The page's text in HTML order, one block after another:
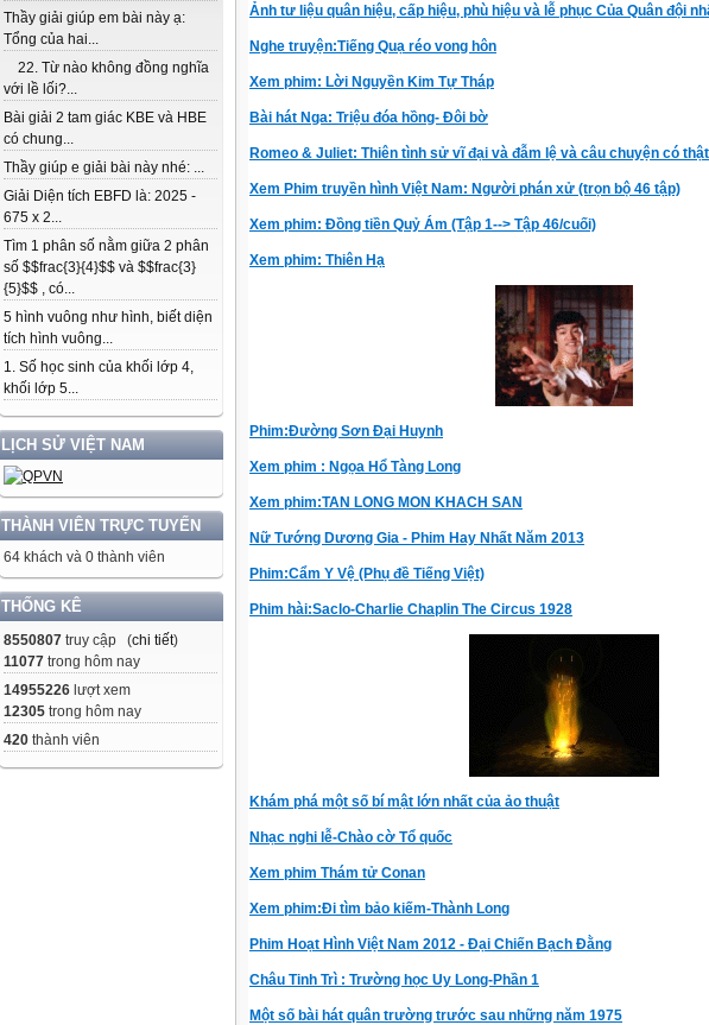
Thầy giải giúp em bài này ạ:
Tổng của hai...
22. Từ nào không đồng nghĩa
với lề lối?...
Bài giải 2 tam giác KBE và HBE
có chung...
Thầy giúp e giải bài này nhé: ...
Giải Diện tích EBFD là: 2025 -
675 x 2...
Tìm 1 phân số nằm giữa 2 phân
số $$frac{3}{4}$$ và $$frac{3}
{5}$$ , có...
5 hình vuông như hình, biết diện
tích hình vuông...
1. Số học sinh của khối lớp 4,
khối lớp 5...
LỊCH SỬ VIỆT NAM
THÀNH VIÊN TRỰC TUYẾN
64 khách và 0 thành viên
THỐNG KÊ
8550807 truy cập (chi tiết)
11077 trong hôm nay
14955226 lượt xem
12305 trong hôm nay
420 thành viên
Ảnh tư liệu quân hiệu, cấp hiệu, phù hiệu và lễ phục Của Quân đội
Nghe truyện:Tiếng Quạ réo vong hôn
Xem phim: Lời Nguyền Kim Tự Tháp
Bài hát Nga: Triệu đóa hồng- Đôi bờ
Romeo & Juliet: Thiên tình sử vĩ đại và đẫm lệ và câu chuyện có
Xem Phim truyền hình Việt Nam: Người phán xử (trọn bộ 46 tập)
Xem phim: Đồng tiền Quỷ Ám (Tập 1--> Tập 46/cuối)
Xem phim: Thiên Hạ
Phim:Đường Sơn Đại Huynh
Xem phim : Ngọa Hổ Tàng Long
Xem phim:TAN LONG MON KHACH SAN
Nữ Tướng Dương Gia - Phim Hay Nhất Năm 2013
Phim:Cẩm Y Vệ (Phụ đề Tiếng Việt)
Phim hài:Saclo-Charlie Chaplin The Circus 1928
Khám phá một số bí mật lớn nhất của ảo thuật
Nhạc nghi lễ-Chào cờ Tổ quốc
Xem phim Thám tử Conan
Xem phim:Đi tìm bảo kiếm-Thành Long
Phim Hoạt Hình Việt Nam 2012 - Đại Chiến Bạch Đằng
Châu Tinh Trì : Trường học Uy Long-Phần 1
Một số bài hát quân trường trước sau những năm 1975